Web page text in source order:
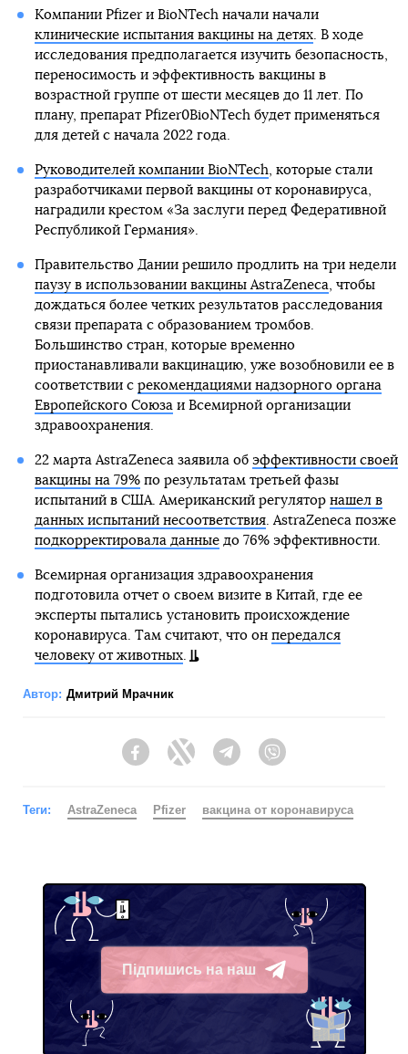
Компании Pfizer и BioNTech начали начали
клинические испытания вакцины на детях. В ходе
исследования предполагается изучить безопасность,
переносимость и эффективность вакцины в
возрастной группе от шести месяцев до 11 лет. По
плану, препарат Pfizer0BioNTech будет применяться
для детей с начала 2022 года.
Руководителей компании BioNTech, которые стали
разработчиками первой вакцины от коронавируса,
наградили крестом «За заслуги перед Федеративной
Республикой Германия».
Правительство Дании решило продлить на три недели
паузу в использовании вакцины AstraZeneca, чтобы
дождаться более четких результатов расследования
связи препарата с образованием тромбов.
Большинство стран, которые временно
приостанавливали вакцинацию, уже возобновили ее в
соответствии с рекомендациями надзорного органа
Европейского Союзаи Всемирной организации
здравоохранения.
22 марта AstraZeneca заявила об эффективности своей
вакцины на 79%по результатам третьей фазы
испытаний в США. Американский регулятор нашел в
данных испытаний несоответствия. AstraZeneca позже
подкорректировала данныедо 76% эффективности.
Всемирная организация здравоохранения
подготовила отчет о своем визите в Китай, где ее
эксперты пытались установить происхождение
коронавируса. Там считают, что он передался
человеку от животных.
Автор: Дмитрий Мрачник
FacebookTwitter Telegram
Теги: AstraZeneca Pfizer вакцина от коронавируса
Підпишись на наш
Telegram